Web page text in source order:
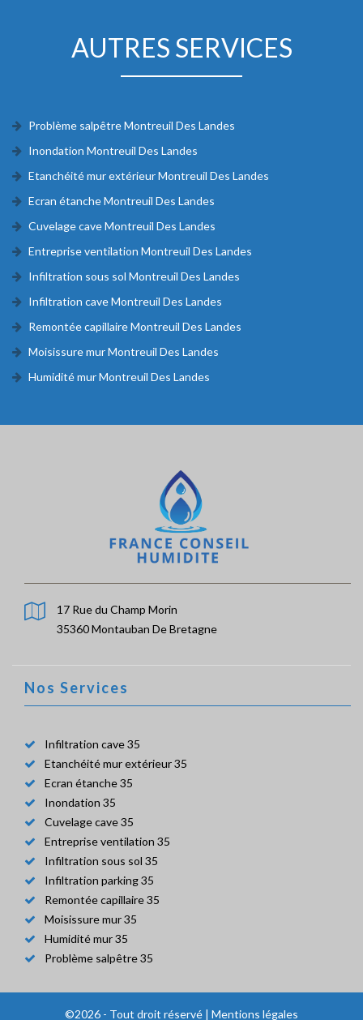
AUTRES SERVICES
Problème salpêtre Montreuil Des Landes
Inondation Montreuil Des Landes
Etanchéité mur extérieur Montreuil Des Landes
Ecran étanche Montreuil Des Landes
Cuvelage cave Montreuil Des Landes
Entreprise ventilation Montreuil Des Landes
Infiltration sous sol Montreuil Des Landes
Infiltration cave Montreuil Des Landes
Remontée capillaire Montreuil Des Landes
Moisissure mur Montreuil Des Landes
Humidité mur Montreuil Des Landes
17 Rue du Champ Morin
35360 Montauban De Bretagne
Nos Services
Infiltration cave 35
Etanchéité mur extérieur 35
Ecran étanche 35
Inondation 35
Cuvelage cave 35
Entreprise ventilation 35
Infiltration sous sol 35
Infiltration parking 35
Remontée capillaire 35
Moisissure mur 35
Humidité mur 35
Problème salpêtre 35
©2026 - Tout droit réservé | Mentions légales